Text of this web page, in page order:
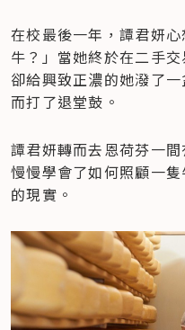
在校最後一年，譚君妍
牛？」當她終於在二手
卻給興致正濃的她潑了
而打了退堂鼓。
譚君妍轉而去恩荷芬一
慢慢學會了如何照顧一
的現實。